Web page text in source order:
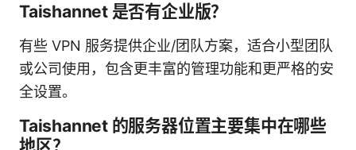
Taishannet 是否有企业版？
有些 VPN 服务提供企业/团队方案，适合小型团队
或公司使用，包含更丰富的管理功能和更严格的安
全设置。
Taishannet 的服务器位置主要集中在哪些
地区？